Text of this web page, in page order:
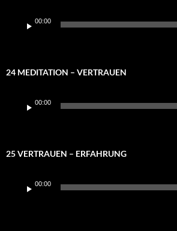
Player
00:00
24 MEDITATION – VERTRAUEN
Player
00:00
25 VERTRAUEN – ERFAHRUNG
Player
00:00